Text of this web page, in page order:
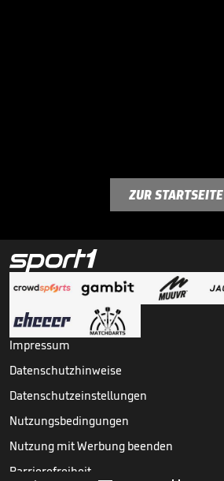
ZUR STARTSEITE
Impressum
Datenschutzhinweise
Datenschutzeinstellungen
Nutzungsbedingungen
Nutzung mit Werbung beenden
Barrierefreiheit